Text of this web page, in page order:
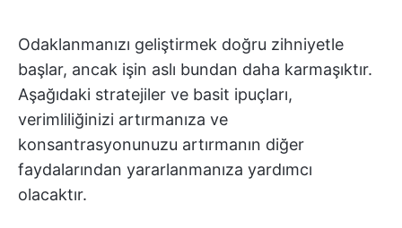
Odaklanmanızı geliştirmek doğru zihniyetle
başlar, ancak işin aslı bundan daha karmaşıktır.
Aşağıdaki stratejiler ve basit ipuçları,
verimliliğinizi artırmanıza ve
konsantrasyonunuzu artırmanın diğer
faydalarından yararlanmanıza yardımcı
olacaktır.